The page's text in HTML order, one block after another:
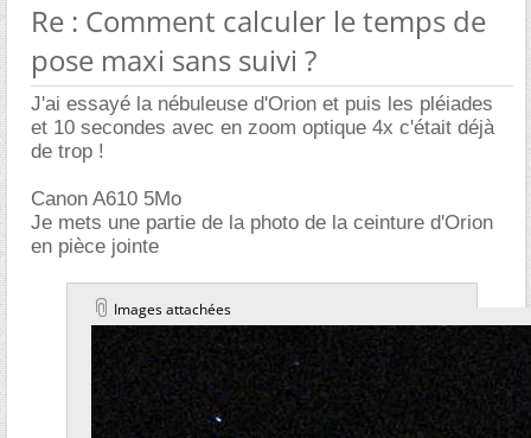
Re : Comment calculer le temps de
pose maxi sans suivi ?
J'ai essayé la nébuleuse d'Orion et puis les pléiades
et 10 secondes avec en zoom optique 4x c'était déjà
de trop !
Canon A610 5Mo
Je mets une partie de la photo de la ceinture d'Orion
en pièce jointe
Images attachées